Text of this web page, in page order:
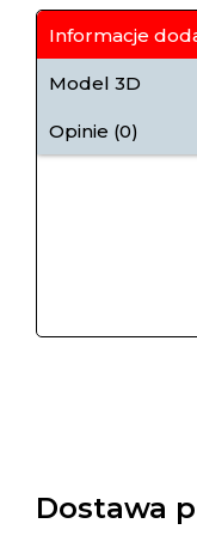
Informacje
Model 3D
Opinie (0)
Dostawa